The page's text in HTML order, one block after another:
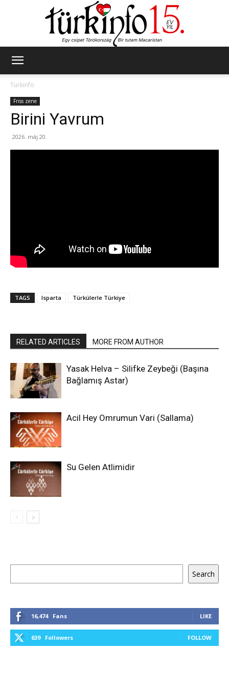
Türkinfo
Friss zene
Birini Yavrum
2026. máj 20.
TAGS Isparta Türkülerle Türkiye
RELATED ARTICLES MORE FROM AUTHOR
Yasak Helva – Silifke Zeybeği (Başına
Bağlamış Astar)
Acil Hey Omrumun Vari (Sallama)
Su Gelen Atlimidir
Search
16,474 Fans LIKE
639 Followers FOLLOW